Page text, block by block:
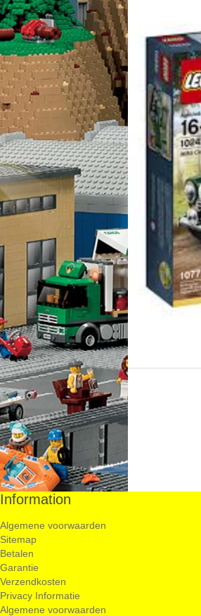
Information
Algemene voorwaarden
Sitemap
Betalen
Garantie
Verzendkosten
Privacy Informatie
Algemene voorwaarden